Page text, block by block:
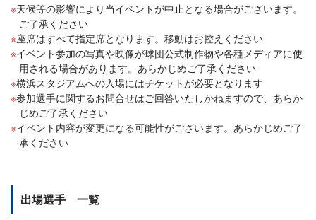
天候等の影響により当イベントが中止となる場合がございます。
ご了承ください
座席はすべて指定席となります。移動はお控えください
イベント参加の写真や映像が球団公式制作物や各種メディアに使
用される場合があります。あらかじめご了承ください
横浜スタジアムへの入場にはチケットが必要となります
参加選手に関するお問合せはご回答いたしかねますので、あらか
じめご了承ください
イベント内容が変更になる可能性がございます。あらかじめご了
承ください
出場選手 一覧